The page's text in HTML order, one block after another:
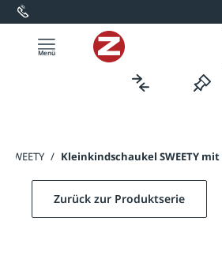
springen
/ Kleinkindschaukel SWEETY
Zurück zur Produktserie